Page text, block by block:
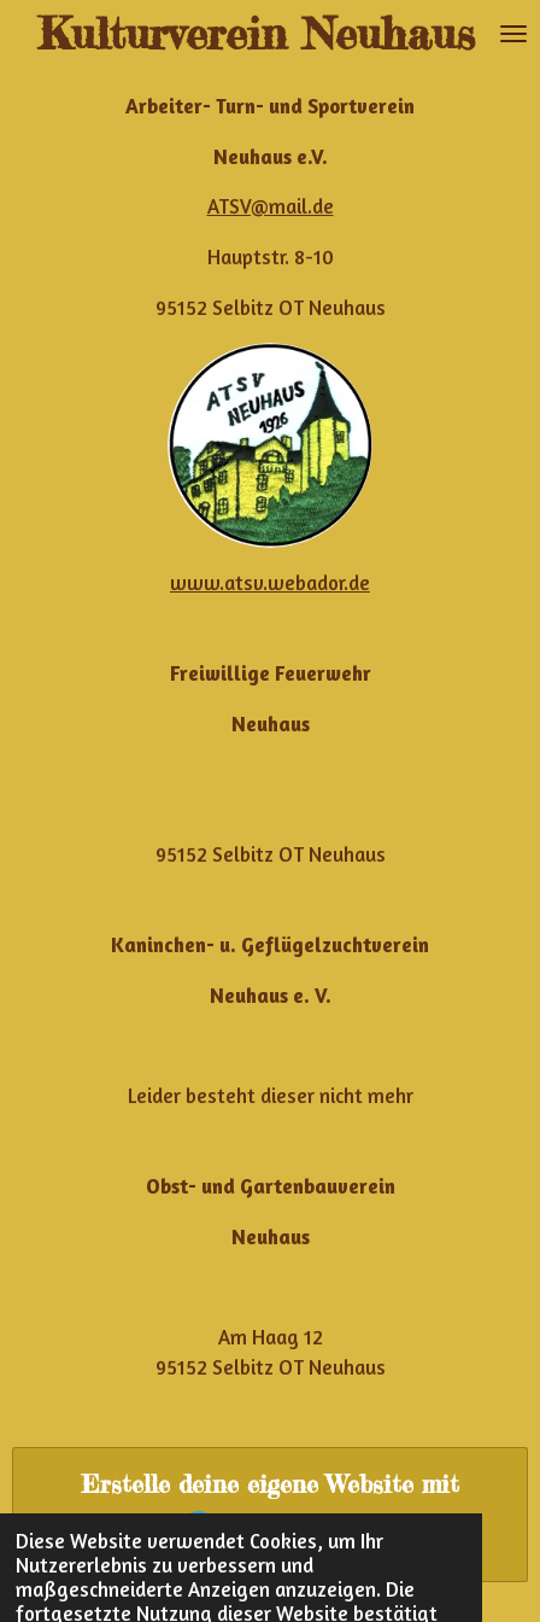
Diese Website verwendet Cookies, um Ihr
Nutzererlebnis zu verbessern und
maßgeschneiderte Anzeigen anzuzeigen. Die
fortgesetzte Nutzung dieser Website bestätigt
Zum
Hauptinhalt
Kulturverein Neuhaus
Arbeiter- Turn- und Sportverein
Neuhaus e.V.
ATSV@mail.de
Hauptstr. 8-10
95152 Selbitz OT Neuhaus
www.atsv.webador.de
Freiwillige Feuerwehr
Neuhaus
95152 Selbitz OT Neuhaus
Kaninchen- u. Geflügelzuchtverein
Neuhaus e. V.
Leider besteht dieser nicht mehr
Obst- und Gartenbauverein
Neuhaus
Am Haag 12
95152 Selbitz OT Neuhaus
Erstelle deine eigene Website mit
Webador